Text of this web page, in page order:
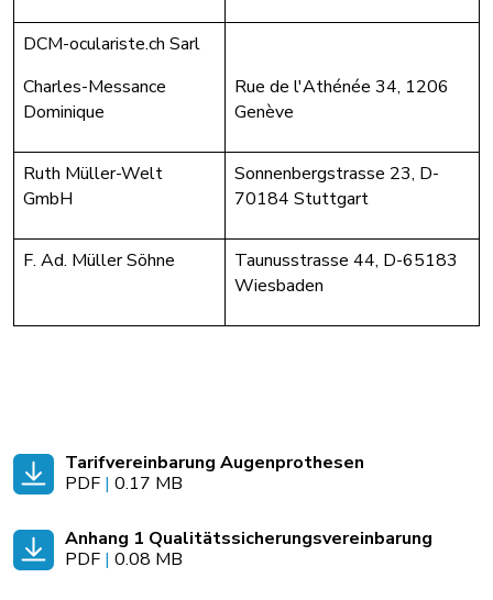
DCM-oculariste.ch Sarl
Charles-Messance
Dominique
Rue de l'Athénée 34, 1206
Genève
Ruth Müller-Welt
GmbH
Sonnenbergstrasse 23, D-
70184 Stuttgart
F. Ad. Müller Söhne
Taunusstrasse 44, D-65183
Wiesbaden
Tarifvereinbarung Augenprothesen
PDF | 0.17 MB
Anhang 1 Qualitätssicherungsvereinbarung
PDF | 0.08 MB